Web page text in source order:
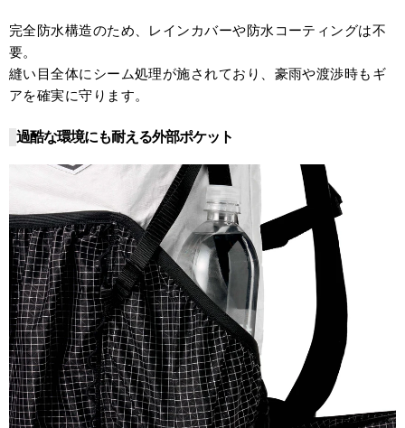
完全防水構造のため、レインカバーや防水コーティングは不
要。
縫い目全体にシーム処理が施されており、豪雨や渡渉時もギ
アを確実に守ります。
過酷な環境にも耐える外部ポケット